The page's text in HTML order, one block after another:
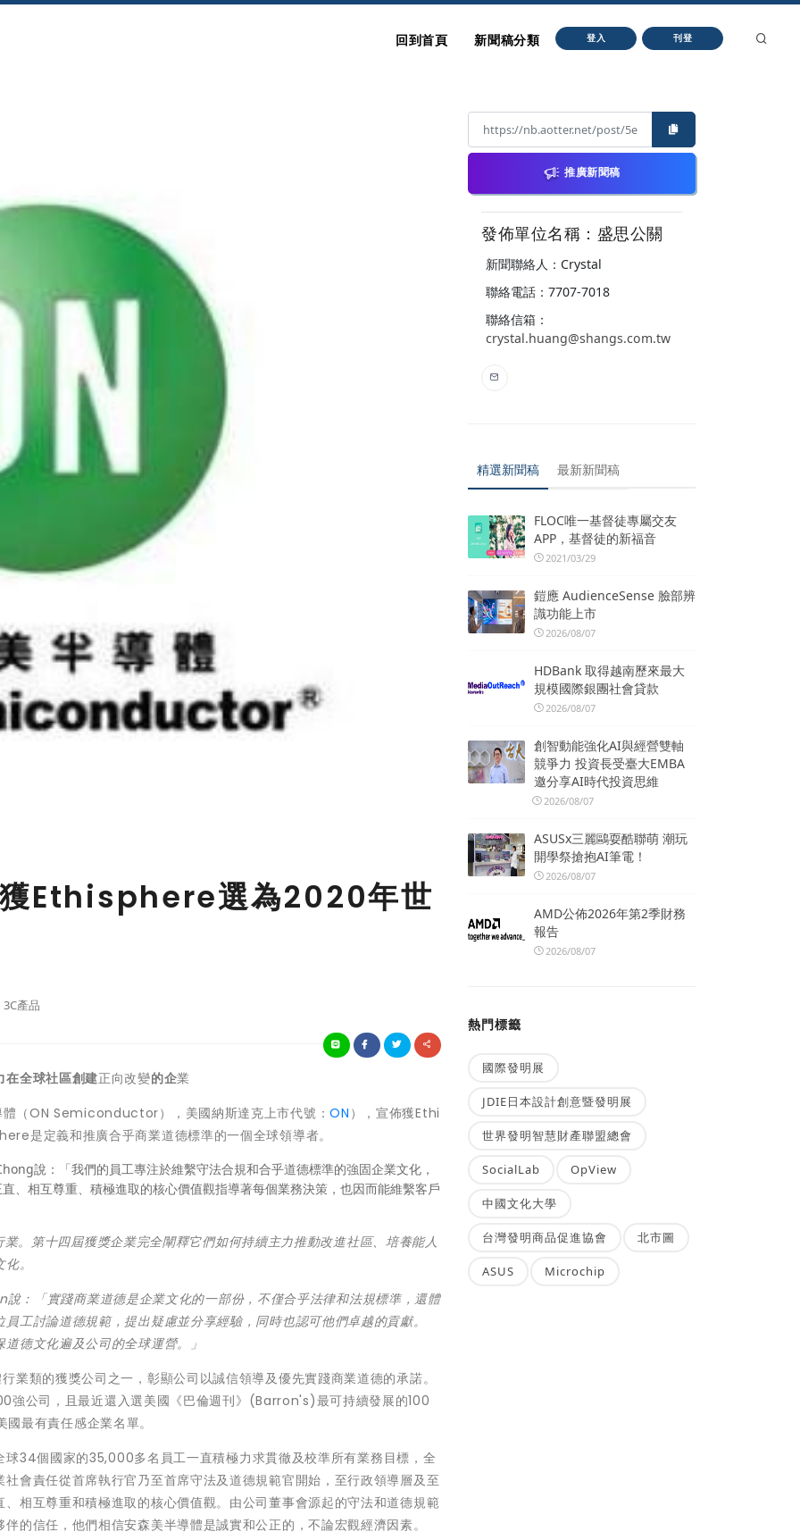
回到首頁 新聞稿分類 登入 刊登
獲Ethisphere選為2020年世
3C產品
在全球社區創建正向改變的企業
體（ON Semiconductor），美國納斯達克上市代號：ON ），宣佈獲Ethi
是定義和推廣合乎商業道德標準的一個全球領導者。
說：「我們的員工專注於維繫守法合規和合乎道德標準的強固企業文化，
、相互尊重、積極進取的核心價值觀指導著每個業務決策，也因而能維繫客戶
業。第十四屆獲獎企業完全闡釋它們如何持續主力推動改進社區、培養能人
化。
說： 「實踐商業道德是企業文化的一部份，不僅合乎法律和法規標準，還體
工討論道德規範，提出疑慮並分享經驗，同時也認可他們卓越的貢獻。
德文化遍及公司的全球運營。
」
業類的獲獎公司之一，彰顯公司以誠信領導及優先實踐商業道德的承諾。
強公司，且最近還入選美國《巴倫週刊》(Barron's)最可持續發展的100
最有責任感企業名單。
34個國家的35,000多名員工一直積極力求貫徹及校準所有業務目標，全
會責任從首席執行官乃至首席守法及道德規範官開始，至行政領導層及至
相互尊重和積極進取的核心價值觀。由公司董事會源起的守法和道德規範
的信任，他們相信安森美半導體是誠實和公正的，不論宏觀經濟因素。
推廣新聞稿
發佈單位名稱：盛思公關
新聞聯絡人：Crystal
聯絡電話：7707-7018
聯絡信箱：
crystal.huang@shangs.com.tw
精選新聞稿 最新新聞稿
FLOC唯一基督徒專屬交友
APP，基督徒的新福音
2021/03/29
鎧應 AudienceSense 臉部辨
識功能上市
2026/08/07
HDBank 取得越南歷來最大
規模國際銀團社會貸款
2026/08/07
創智動能強化AI與經營雙軸
競爭力 投資長受臺大EMBA
邀分享AI時代投資思維
2026/08/07
ASUSx三麗鷗耍酷聯萌 潮玩
開學祭搶抱AI筆電！
2026/08/07
AMD公佈2026年第2季財務
報告
2026/08/07
熱門標籤
國際發明展
JDIE日本設計創意暨發明展
世界發明智慧財產聯盟總會
SocialLab OpView
中國文化大學
台灣發明商品促進協會 北市圖
ASUS Microchip